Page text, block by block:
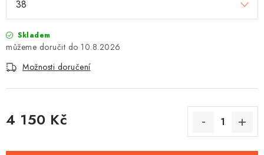
Skladem
10.8.2026
Možnosti doručení
4 150 Kč